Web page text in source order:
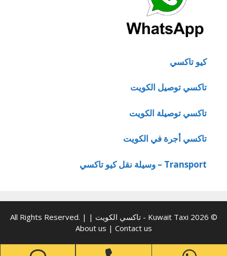
كيو تاكسي
تاكسي توصيل الكويت
تاكسي توصيلة الكويت
تاكسي أجرة في الكويت
Transport – وسيلة نقل كيو تاكسي
© 2026 Kuwait Taxi - تاكسي الكويت | All Rights Reserved. |
About us | Contact us